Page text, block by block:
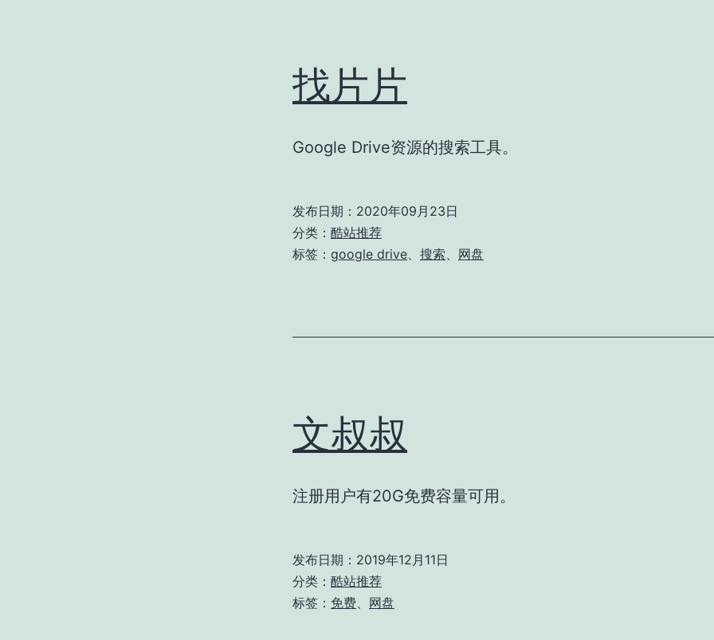
找片片
Google Drive资源的搜索工具。
发布日期： 2020年09月23日
分类： 酷站推荐
标签： google drive、 搜索、 网盘
文叔叔
注册用户有20G免费容量可用。
发布日期： 2019年12月11日
分类： 酷站推荐
标签： 免费、 网盘